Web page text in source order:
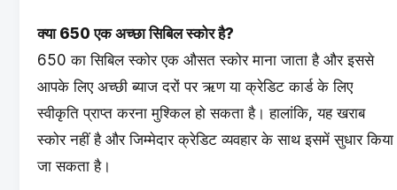
क्या 650 एक अच्छा सिबिल स्कोर है?
650 का सिबिल स्कोर एक औसत स्कोर माना जाता है और इससे
आपके लिए अच्छी ब्याज दरों पर ऋण या क्रेडिट कार्ड के लिए
स्वीकृति प्राप्त करना मुश्किल हो सकता है। हालांकि, यह खराब
स्कोर नहीं है और जिम्मेदार क्रेडिट व्यवहार के साथ इसमें सुधार किया
जा सकता है।